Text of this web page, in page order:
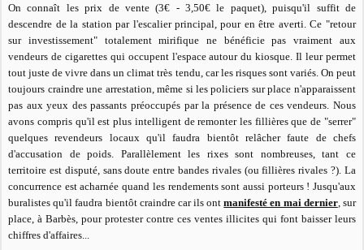
On connaît les prix de vente (3€ - 3,50€ le paquet), puisqu'il suffit de
descendre de la station par l'escalier principal, pour en être averti. Ce "retour
sur investissement" totalement mirifique ne bénéficie pas vraiment aux
vendeurs de cigarettes qui occupent l'espace autour du kiosque. Il leur permet
tout juste de vivre dans un climat très tendu, car les risques sont variés. On peut
toujours craindre une arrestation, même si les policiers sur place n'apparaissent
pas aux yeux des passants préoccupés par la présence de ces vendeurs. Nous
avons compris qu'il est plus intelligent de remonter les fillières que de "serrer"
quelques revendeurs locaux qu'il faudra bientôt relâcher faute de chefs
d'accusation de poids. Parallèlement les rixes sont nombreuses, tant ce
territoire est disputé, sans doute entre bandes rivales (ou fillières rivales ?). La
concurrence est acharnée quand les rendements sont aussi porteurs ! Jusqu'aux
buralistes qu'il faudra bientôt craindre car ils ontmanifesté en mai dernier, sur
place, à Barbès, pour protester contre ces ventes illicites qui font baisser leurs
chiffres d'affaires...